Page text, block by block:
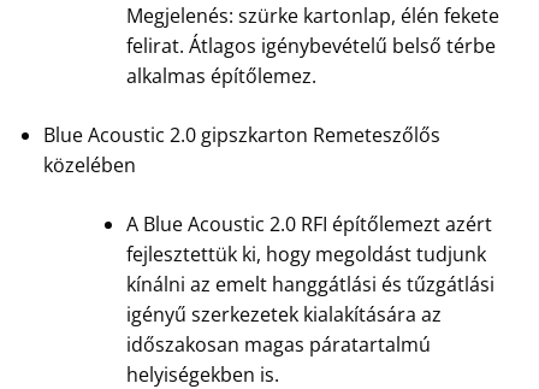
Megjelenés: szürke kartonlap, élén fekete
felirat. Átlagos igénybevételű belső térbe
alkalmas építőlemez.
Blue Acoustic 2.0 gipszkarton Remeteszőlős
közelében
A Blue Acoustic 2.0 RFI építőlemezt azért
fejlesztettük ki, hogy megoldást tudjunk
kínálni az emelt hanggátlási és tűzgátlási
igényű szerkezetek kialakítására az
időszakosan magas páratartalmú
helyiségekben is.